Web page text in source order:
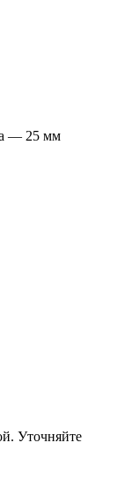
— 25 мм
Уточняйте